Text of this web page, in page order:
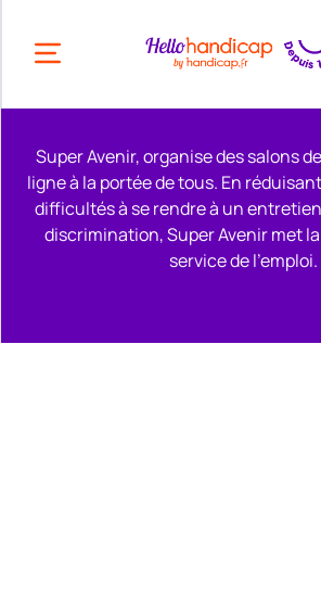
Super Avenir, organise des salons
ligne à la portée de tous. En
difficultés à se rendre à un
discrimination, Super Avenir met
service de l'emploi.